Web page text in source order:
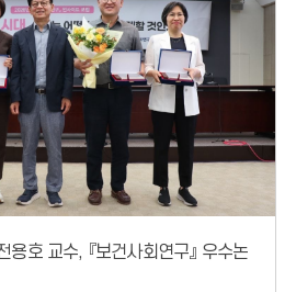
호 교수, 『보건사회연구』 우수논